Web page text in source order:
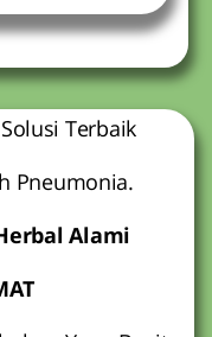
Terbaik
Pneumonia.
Alami